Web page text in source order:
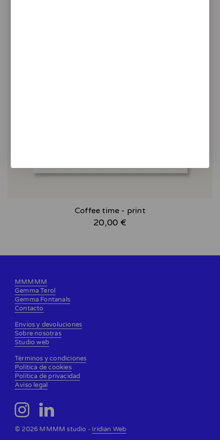
Coffee time - print
20,00 €
MMMMM
Gemma Terol
Gemma Fontanals
Contacto
Envíos y devoluciones
Sobre nosotras
Studio web
Términos y condiciones
Política de cookies
Política de privacidad
Aviso legal
© 2026 MMMM studio - Iridian Web